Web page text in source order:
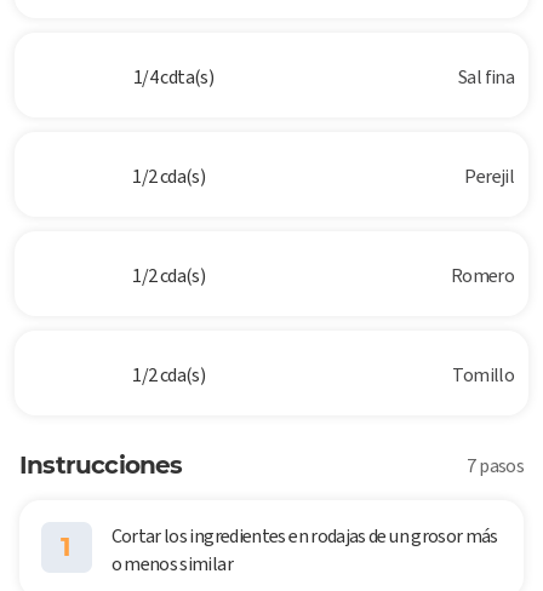
1/4 cdta(s) Sal fina
1/2 cda(s) Perejil
1/2 cda(s) Romero
1/2 cda(s) Tomillo
Instrucciones 7 pasos
1
Cortar los ingredientes en rodajas de un grosor más
o menos similar